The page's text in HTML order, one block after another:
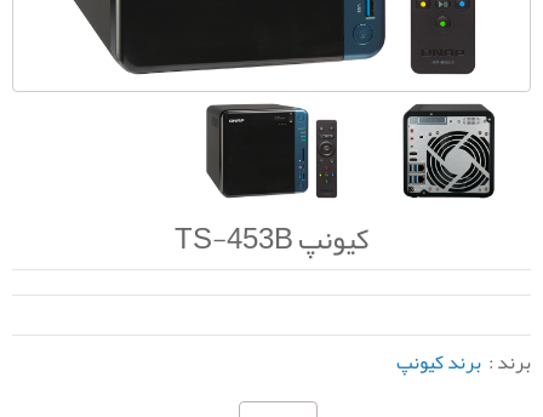
کیونپ TS-453B
برند : برند کیونپ